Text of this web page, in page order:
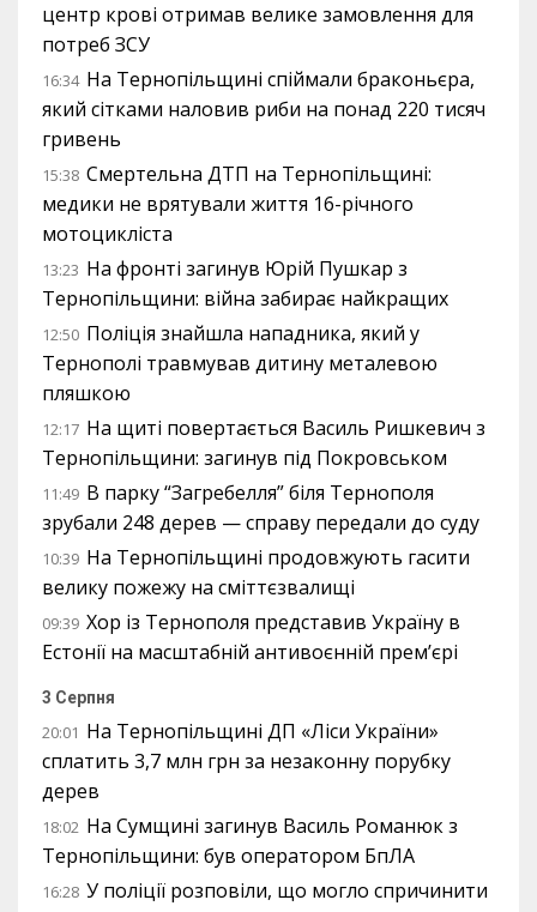
центр крові отримав велике замовлення для
потреб ЗСУ
16:34 На Тернопільщині спіймали браконьєра,
який сітками наловив риби на понад 220 тисяч
гривень
15:38 Смертельна ДТП на Тернопільщині:
медики не врятували життя 16-річного
мотоцикліста
13:23 На фронті загинув Юрій Пушкар з
Тернопільщини: війна забирає найкращих
12:50 Поліція знайшла нападника, який у
Тернополі травмував дитину металевою
пляшкою
12:17 На щиті повертається Василь Ришкевич з
Тернопільщини: загинув під Покровськом
11:49 В парку “Загребелля” біля Тернополя
зрубали 248 дерев — справу передали до суду
10:39 На Тернопільщині продовжують гасити
велику пожежу на сміттєзвалищі
09:39 Хор із Тернополя представив Україну в
Естонії на масштабній антивоєнній прем’єрі
3 Серпня
20:01 На Тернопільщині ДП «Ліси України»
сплатить 3,7 млн грн за незаконну порубку
дерев
18:02 На Сумщині загинув Василь Романюк з
Тернопільщини: був оператором БпЛА
16:28 У поліції розповіли, що могло спричинити